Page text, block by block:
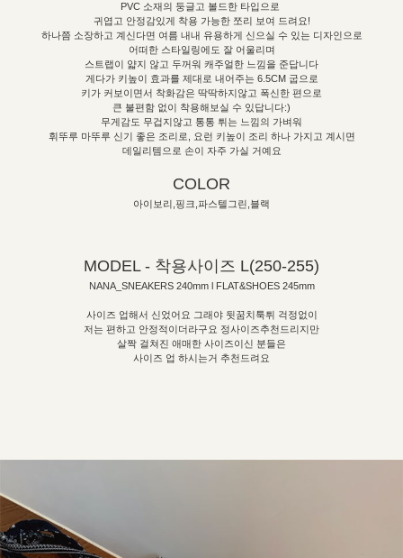
PVC 소재의 둥글고 볼드한 타입으로
귀엽고 안정감있게 착용 가능한 쪼리 보여 드려요!
하나쯤 소장하고 계신다면 여름 내내 유용하게 신으실 수 있는 디자인으로
어떠한 스타일링에도 잘 어울리며
스트랩이 얇지 않고 두꺼워 캐주얼한 느낌을 준답니다
게다가 키높이 효과를 제대로 내어주는 6.5CM 굽으로
키가 커보이면서 착화감은 딱딱하지않고 폭신한 편으로
큰 불편함 없이 착용해보실 수 있답니다:)
무게감도 무겁지않고 통통 튀는 느낌의 가벼워
휘뚜루 마뚜루 신기 좋은 조리로, 요런 키높이 조리 하나 가지고 계시면
데일리템으로 손이 자주 가실 거예요
COLOR
아이보리,핑크,파스텔그린,블랙
MODEL - 착용사이즈 L(250-255)
NANA_SNEAKERS 240mm l FLAT&SHOES 245mm
사이즈 업해서 신었어요 그래야 뒷꿈치툭튀 걱정없이
저는 편하고 안정적이더라구요 정사이즈추천드리지만
살짝 걸쳐진 애매한 사이즈이신 분들은
사이즈 업 하시는거 추천드려요